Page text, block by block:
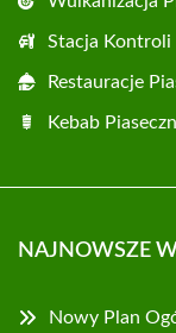
Stacja Kontroli
Restauracje
Kebab
NAJNOWSZE
Nowy Plan